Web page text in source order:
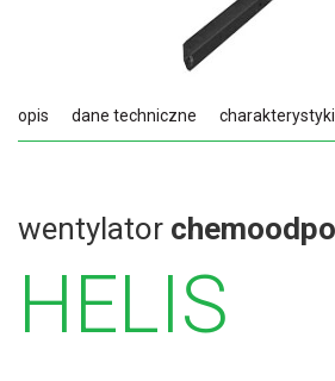
opis dane techniczne charakterystyki
wentylator
HELIS